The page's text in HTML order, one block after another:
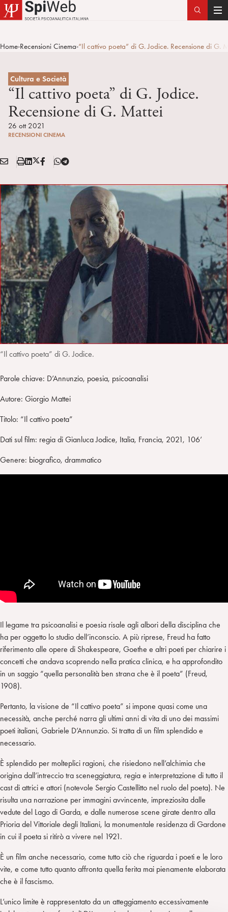
T
g
o
n
Home>Recensioni Cinema>“Il cattivo poeta” di G. Jodice. Recensione di G.
Cultura e Società
“Il cattivo poeta” di G. Jodice.
Recensione di G. Mattei
26 ott 2021
RECENSIONI CINEMA
Condividi:
E
A
I
L
S
a
m
p
a
L
n
k
e
d
i
n
X
T
w
t
e
r
F
T
l
a
m
“Il cattivo poeta” di G. Jodice.
Parole chiave: D’Annunzio, poesia, psicoanalisi
Autore: Giorgio Mattei
Titolo: “Il cattivo poeta”
Dati sul film: regia di Gianluca Jodice, Italia, Francia, 2021, 106’
Genere: biografico, drammatico
Il legame tra psicoanalisi e poesia risale agli albori della disciplina che
ha per oggetto lo studio dell’inconscio. A più riprese, Freud ha fatto
riferimento alle opere di Shakespeare, Goethe e altri poeti per chiarire i
concetti che andava scoprendo nella pratica clinica, e ha approfondito
in un saggio “quella personalità ben strana che è il poeta” (Freud,
1908).
Pertanto, la visione de “Il cattivo poeta” si impone quasi come una
necessità, anche perché narra gli ultimi anni di vita di uno dei massimi
poeti italiani, Gabriele D’Annunzio. Si tratta di un film splendido e
necessario.
È splendido per molteplici ragioni, che risiedono nell’alchimia che
origina dall’intreccio tra sceneggiatura, regia e interpretazione di tutto il
cast di attrici e attori (notevole Sergio Castellitto nel ruolo del poeta). Ne
risulta una narrazione per immagini avvincente, impreziosita dalle
vedute del Lago di Garda, e dalle numerose scene girate dentro alla
Prioria del Vittoriale degli Italiani, la monumentale residenza di Gardone
in cui il poeta si ritirò a vivere nel 1921.
È un film anche necessario, come tutto ciò che riguarda i poeti e le loro
vite, e come tutto quanto affronta quella ferita mai pienamente elaborata
che è il fascismo.
L’unico limite è rappresentato da un atteggiamento eccessivamente